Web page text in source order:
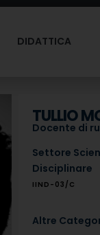
DIDATTICA
TULLIO
Docente di
Settore
Disciplinare
IIND-03/C
Altre